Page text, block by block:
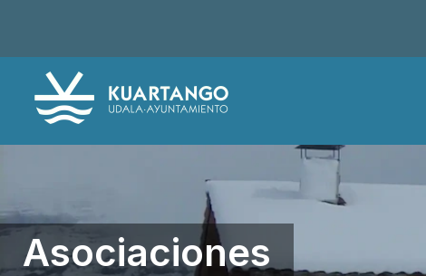
Asociaciones